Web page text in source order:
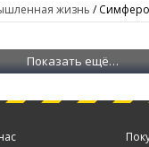
жизнь /
Показать ещё…